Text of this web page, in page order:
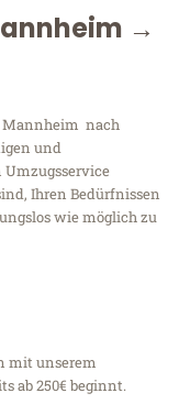
→
Mannheim nach
und
Ihren Bedürfnissen
wie möglich zu
mit unserem
ab 250€ beginnt.